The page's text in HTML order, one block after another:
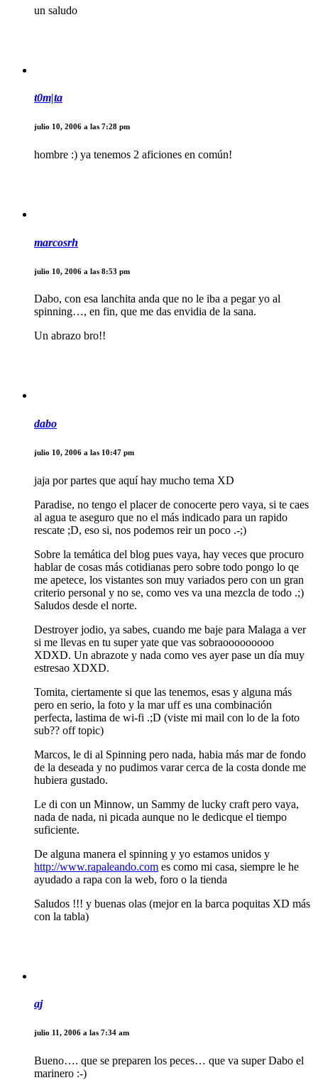
un saludo
t0m|ta
julio 10, 2006 a las 7:28 pm
hombre :) ya tenemos 2 aficiones en común!
marcosrh
julio 10, 2006 a las 8:53 pm
Dabo, con esa lanchita anda que no le iba a pegar yo al
spinning…, en fin, que me das envidia de la sana.
Un abrazo bro!!
dabo
julio 10, 2006 a las 10:47 pm
jaja por partes que aquí hay mucho tema XD
Paradise, no tengo el placer de conocerte pero vaya, si te caes
al agua te aseguro que no el más indicado para un rapido
rescate ;D, eso si, nos podemos reir un poco .-;)
Sobre la temática del blog pues vaya, hay veces que procuro
hablar de cosas más cotidianas pero sobre todo pongo lo qe
me apetece, los vistantes son muy variados pero con un gran
criterio personal y no se, como ves va una mezcla de todo .;)
Saludos desde el norte.
Destroyer jodio, ya sabes, cuando me baje para Malaga a ver
si me llevas en tu super yate que vas sobraooooooooo
XDXD. Un abrazote y nada como ves ayer pase un día muy
estresao XDXD.
Tomita, ciertamente si que las tenemos, esas y alguna más
pero en serio, la foto y la mar uff es una combinación
perfecta, lastima de wi-fi .;D (viste mi mail con lo de la foto
sub?? off topic)
Marcos, le di al Spinning pero nada, habia más mar de fondo
de la deseada y no pudimos varar cerca de la costa donde me
hubiera gustado.
Le di con un Minnow, un Sammy de lucky craft pero vaya,
nada de nada, ni picada aunque no le dedicque el tiempo
suficiente.
De alguna manera el spinning y yo estamos unidos y
http://www.rapaleando.com es como mi casa, siempre le he
ayudado a rapa con la web, foro o la tienda
Saludos !!! y buenas olas (mejor en la barca poquitas XD más
con la tabla)
aj
julio 11, 2006 a las 7:34 am
Bueno…. que se preparen los peces… que va super Dabo el
marinero :-)